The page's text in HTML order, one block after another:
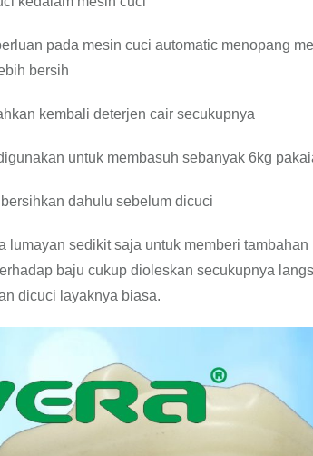
pada mesin cuci automatic menopang
bersih
kembali deterjen cair secukupnya
untuk membasuh sebanyak 6kg
dahulu sebelum dicuci
lumayan sedikit saja untuk memberi
baju cukup dioleskan secukupnya
dicuci layaknya biasa.